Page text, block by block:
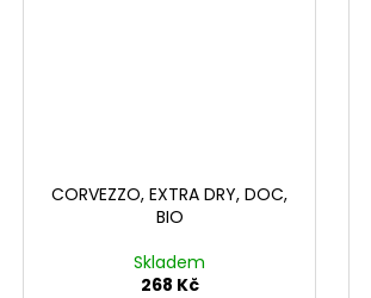
CORVEZZO, EXTRA DRY, DOC,
BIO
Skladem
268 Kč